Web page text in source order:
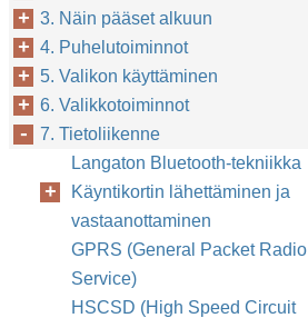
3. Näin pääset alkuun
4. Puhelutoiminnot
5. Valikon käyttäminen
6. Valikkotoiminnot
7. Tietoliikenne
Langaton Bluetooth-tekniikka
Käyntikortin lähettäminen ja
vastaanottaminen
GPRS (General Packet Radio
Service)
HSCSD (High Speed Circuit